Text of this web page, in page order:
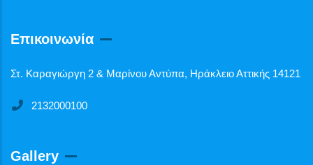
Επικοινωνία
Στ. Καραγιώργη 2 & Μαρίνου Αντύπα, Ηράκλειο Αττικής 14121
2132000100
Gallery